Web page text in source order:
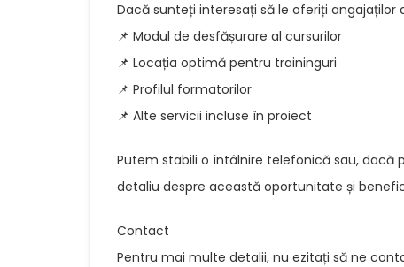
Dacă sunteți interesați să le oferiți
📌 Modul de desfășurare al cursurilor
📌 Locația optimă pentru traininguri
📌 Profilul formatorilor
📌 Alte servicii incluse în proiect
Putem stabili o întâlnire telefonică sau, dacă
detaliu despre această oportunitate și
Contact
Pentru mai multe detalii, nu ezitați să ne